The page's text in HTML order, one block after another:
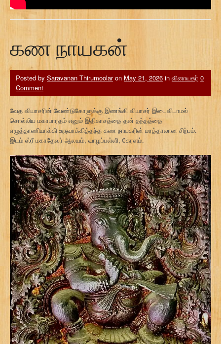
கண நாயகன்
Posted by Saravanan Thirumoolaron May 21, 2026 in வினாயகர் 0
Comment
வேத வியாசரின் வேண்டுகோளுக்கு இணங்கி வியாசர் இடைவிடாமல்
சொல்லிய மகாபாரதம் எனும் இதிகாசத்தை தன் தந்தத்தை
எழுத்தாணியாக்கி உருவாக்கித்தந்த கண நாயகரின் மரத்தாலான சிற்பம்.
இடம் ஸ்ரீ மகாதேவர் ஆலயம், வாழப்பள்ளி, கேரளம்.